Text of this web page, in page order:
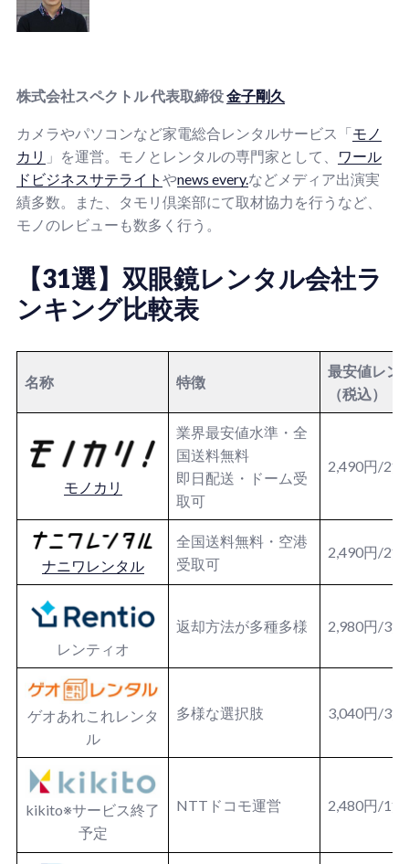
株式会社スペクトル 代表取締役金子剛久
カメラやパソコンなど家電総合レンタルサービス「モノ
カリ 」を運営。モノとレンタルの専門家として、
ワール
ドビジネスサテライト やnews every.などメディア出演実
績多数。また、タモリ倶楽部にて取材協力を行うなど、
モノのレビューも数多く行う。
【31選】双眼鏡レンタル会社ラ
ンキング比較表
名称 特徴
最安値レン
（税込）
モノカリ
業界最安値水準・全
国送料無料
即日配送・ドーム受
取可
2,490円/2
ナニワレンタル
全国送料無料・空港
受取可
2,490円/2
レンティオ
返却方法が多種多様 2,980円/3
ゲオあれこれレンタ
ル
多様な選択肢 3,040円/3
kikito※サービス終了
予定
NTTドコモ運営 2,480円/1